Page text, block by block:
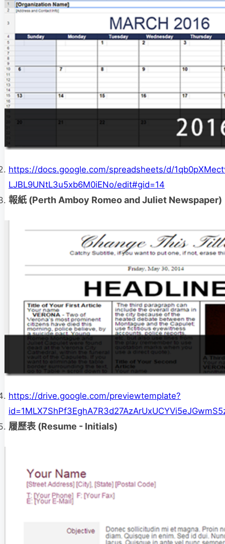
https://docs.google.com/spreadsheets/d/
LJBL9UNtL3u5xb6M0iENo/edit#gid=14
報紙 (Perth Amboy Romeo and Juliet Newspaper)
https://drive.google.com/previewtemplate?
履歷表 (Resume - Initials)